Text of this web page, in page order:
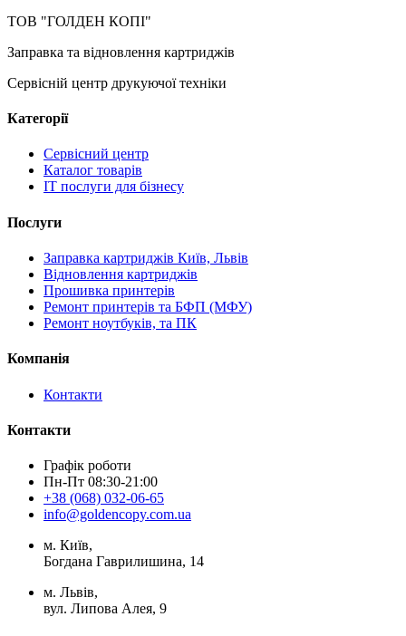
ТОВ "ГОЛДЕН КОПІ"
Заправка та відновлення картриджів
Сервісній центр друкуючої техніки
Категорії
Сервісний центр
Каталог товарів
IT послуги для бізнесу
Послуги
Заправка картриджів Київ, Львів
Відновлення картриджів
Прошивка принтерів
Ремонт принтерів та БФП (МФУ)
Ремонт ноутбуків, та ПК
Компанія
Контакти
Контакти
Графік роботи
Пн-Пт 08:30-21:00
+38 (068) 032-06-65
info@goldencopy.com.ua
м. Київ,
Богдана Гаврилишина, 14
м. Львів,
вул. Липова Алея, 9